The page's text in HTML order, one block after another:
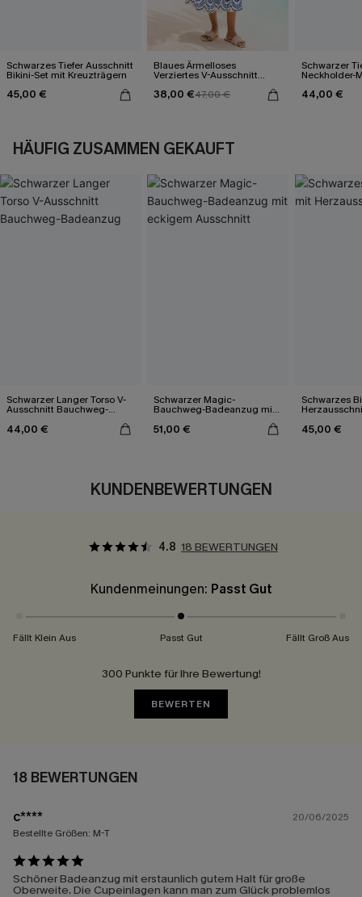
Schwarzes Tiefer Ausschnitt
Bikini-Set mit Kreuzträgern
45,00 €
Blaues Ärmelloses
Verziertes V-Ausschnitt
38,00 €47,00 €
Schwarzer
Neckholder-
44,00 €
HÄUFIG ZUSAMMEN GEKAUFT
Schwarzer Langer Torso V-
Ausschnitt Bauchweg-
44,00 €
Schwarzer Magic-
Bauchweg-Badeanzug mit
51,00 €
Schwarzes
45,00 €
KUNDENBEWERTUNGEN
4.8 18 BEWERTUNGEN
Kundenmeinungen: Passt Gut
Fällt Klein Aus Passt Gut Fällt Groß Aus
300 Punkte für Ihre Bewertung!
BEWERTEN
18 BEWERTUNGEN
c****
20/06/2025
Bestellte Größen: M-T
Schöner Badeanzug mit erstaunlich gutem Halt für große
Oberweite. Die Cupeinlagen kann man zum Glück problemlos